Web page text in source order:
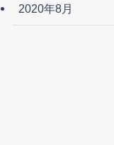
2020年8月